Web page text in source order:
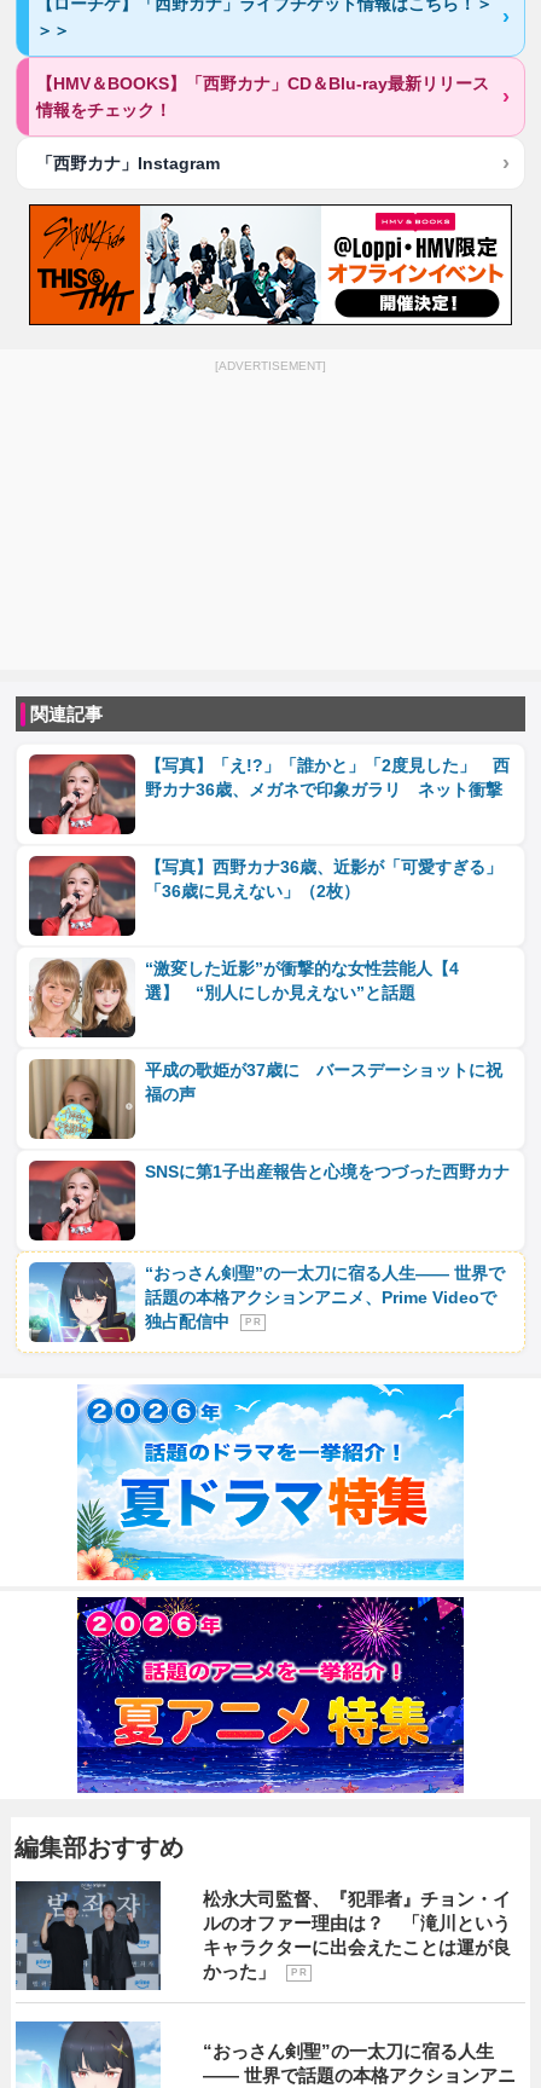
【ローチケ】「西野カナ」ライブチケット情報はこちら！＞
＞＞
【HMV＆BOOKS】「西野カナ」CD＆Blu-ray最新リリース
情報をチェック！
「西野カナ」Instagram
[ADVERTISEMENT]
関連記事
【写真】「え!?」「誰かと」「2度見した」 西
野カナ36歳、メガネで印象ガラリ ネット衝撃
【写真】西野カナ36歳、近影が「可愛すぎる」
「36歳に見えない」（2枚）
“激変した近影”が衝撃的な女性芸能人【4
選】 “別人にしか見えない”と話題
平成の歌姫が37歳に バースデーショットに祝
福の声
SNSに第1子出産報告と心境をつづった西野カナ
“おっさん剣聖”の一太刀に宿る人生―― 世界で
話題の本格アクションアニメ、Prime Videoで
独占配信中
P R
編集部おすすめ
松永大司監督、『犯罪者』チョン・イ
ルのオファー理由は？ 「滝川という
キャラクターに出会えたことは運が良
かった」
P R
“おっさん剣聖”の一太刀に宿る人生
―― 世界で話題の本格アクションアニ